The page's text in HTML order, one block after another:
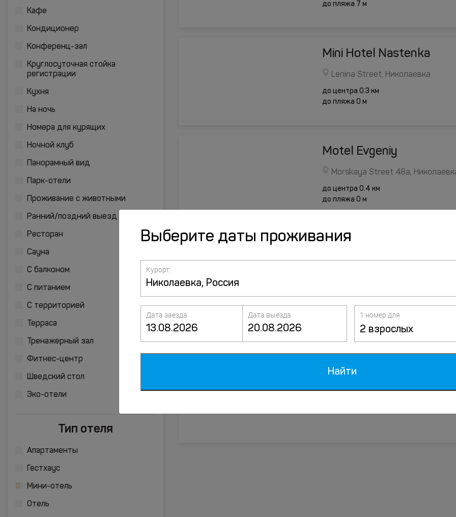
Кафе
Кондиционер
Конференц-зал
Круглосуточная стойка
регистрации
Кухня
На ночь
Номера для курящих
Ночной клуб
Панорамный вид
Парк-отели
Проживание с животными
Ранний/поздний выезд
Ресторан
Сауна
С балконом
С питанием
С территорией
Терраса
Тренажерный зал
Фитнес-центр
Шведский стол
Эко-отели
Тип отеля
Апартаменты
Гестхаус
Мини-отель
Отель
до пляжа 7 м
Mini Hotel Nastenka
Lenina Street, Николаевка
до центра 0.3 км
до пляжа 0 м
Motel Evgeniy
Morskaya Street 48a,
до центра 0.4 км
до пляжа 0 м
до пляжа 0 м
K. Marx street 1 a, Николаевка
Выберите даты проживания
Курорт:
Дата заезда Дата выезда 1 номер для
2 взрослых
Найти